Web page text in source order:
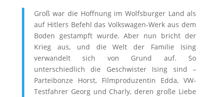
Groß war die Hoffnung im Wolfsburger Land als
auf Hitlers Befehl das Volkswagen-Werk aus dem
Boden gestampft wurde. Aber nun bricht der
Krieg aus, und die Welt der Familie Ising
verwandelt sich von Grund auf. So
unterschiedlich die Geschwister Ising sind –
Parteibonze Horst, Filmproduzentin Edda, VW-
Testfahrer Georg und Charly, deren große Liebe